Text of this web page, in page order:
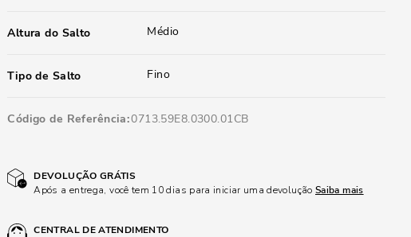
Altura do Salto Médio
Tipo de Salto Fino
Código de Referência 0713.59E8.0300.01CB
DEVOLUÇÃO GRÁTIS
Após a entrega, você tem 10 dias para iniciar uma devolução Saiba mais
CENTRAL DE ATENDIMENTO